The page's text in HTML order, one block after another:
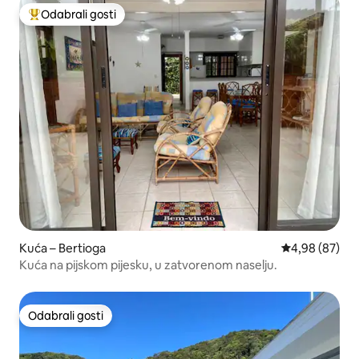
Među najviše rangiranima s oznakom „Odabrali gosti”
Odabrali gosti
Kuća – Bertioga Prosječna
4,98 (87)
Kuća na pijskom pijesku, u zatvorenom naselju.
Odabrali gosti
Odabrali gosti